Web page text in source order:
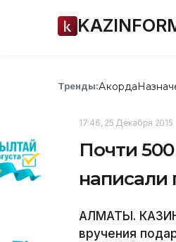
Тренды:Акорда
17:46, 25 Декабря 2015
Почти
АЛМАТЫ.
вручения